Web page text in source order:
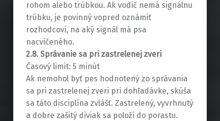
rohom alebo trúbkou. Ak vodič nemá signálnu
trúbku, je povinný vopred oznámiť
rozhodcovi, na aký signál má psa
nacvičeného.
2.8. Správanie sa pri zastrelenej zveri
Časový limit: 5 minút
Ak nemohol byť pes hodnotený zo správania
sa pri zastrelenej zveri pri dohľadávke, skúša
sa táto disciplína zvlášť. Zastrelený, vyvrhnutý
a dobre zašitý diviak sa položí do porastu.